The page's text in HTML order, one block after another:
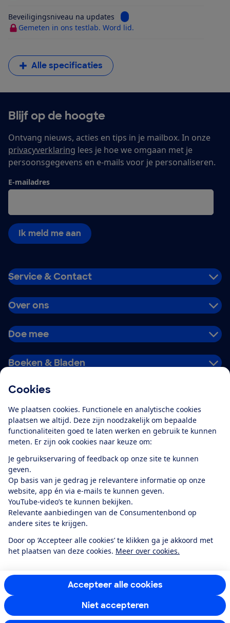
Cookies
We plaatsen cookies. Functionele en analytische cookies
plaatsen we altijd. Deze zijn noodzakelijk om bepaalde
functionaliteiten goed te laten werken en gebruik te kunnen
meten. Er zijn ook cookies naar keuze om:
Je gebruikservaring of feedback op onze site te kunnen
geven.
Op basis van je gedrag je relevantere informatie op onze
website, app én via e-mails te kunnen geven.
YouTube-video’s te kunnen bekijken.
Relevante aanbiedingen van de Consumentenbond op
andere sites te krijgen.
Door op ‘Accepteer alle cookies’ te klikken ga je akkoord met
het plaatsen van deze cookies. Meer over cookies.
Accepteer alle cookies
Niet accepteren
Beveiligingsniveau na updates
Bekijk informatie voor
Gemeten in ons testlab. Word lid.
Alle specificaties
Blijf op de hoogte
Ontvang nieuws, acties en tips in je mailbox. In onze
privacyverklaring lees je hoe we omgaan met je
persoonsgegevens en e-mails voor je personaliseren.
E-mailadres
Ik meld me aan
Service & Contact
Over ons
Doe mee
Boeken & Bladen
Alles over de
app
Algemene Voorwaarden
Privacyverklaring
Cookiebeleid
Privacyvoorkeuren
Toegankelijkheid
RSS-feed nieuws
Facebook
TwitterInstagram
YoutubeLinkedIn
12.901consumentenbeoordelen de Consumentenbondmet gemiddeld